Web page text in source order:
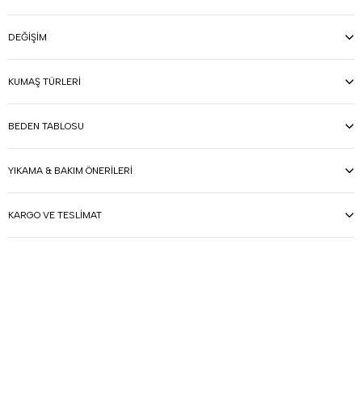
DEĞIŞIM
KUMAŞ TÜRLERI
BEDEN TABLOSU
YIKAMA & BAKIM ÖNERILERI
KARGO VE TESLIMAT